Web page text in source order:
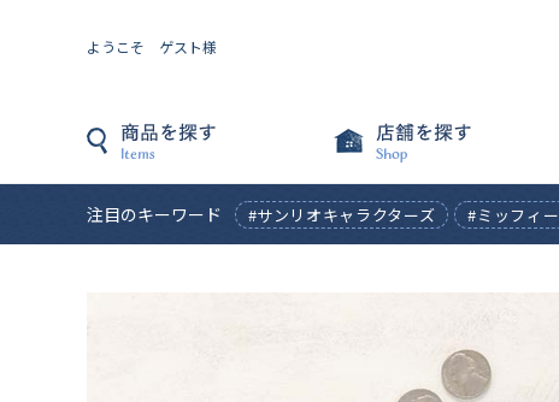
ようこそ ゲスト様
注目のキーワード #サンリオキャラクターズ #ミッフィー